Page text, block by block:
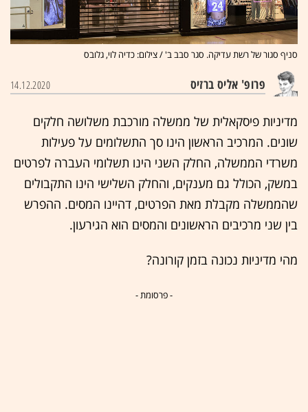
סניף סגור של רשת עדיקה. סגר סבב ב' / צילום: כדיה לוי, גלובס
פרופ' אליס ברזיס 14.12.2020
מדיניות פיסקאלית של ממשלה מורכבת משלושה חלקים
שונים. המרכיב הראשון הינו סך התשלומים על פעילות
משרדי הממשלה, החלק השני הינו תשלומי העברה לפרטים
במשק, הכולל גם מענקים, והחלק השלישי הינו התקבולים
שהממשלה מקבלת מאת הפרטים, דהיינו המסים. ההפרש
בין שני מרכיבים הראשונים והמסים הוא הגירעון.
מהי מדיניות נכונה בזמן קורונה?
- פרסומת -